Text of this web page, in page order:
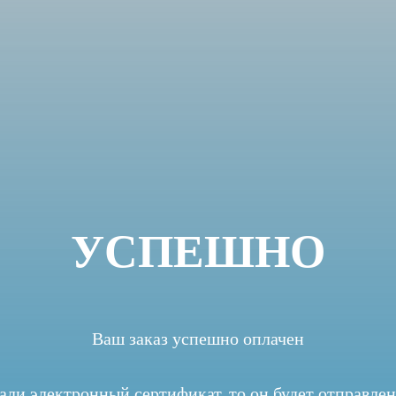
УСПЕШНО
Ваш заказ успешно оплачен